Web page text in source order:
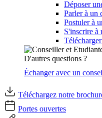
Déposer
Parler à un
Postuler à
S'inscrire à
D'autres questions ?
Échanger avec un
Téléchargez notre
Portes ouvertes